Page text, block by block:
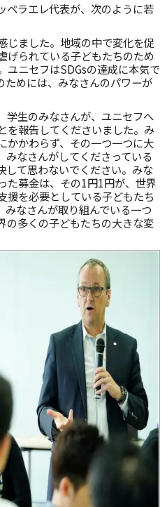
ペラエレ代表が、次のように若
じました。地域の中で変化を促
げられている子どもたちのため
ユニセフはSDGsの達成に本気で
ためには、みなさんのパワーが
学生のみなさんが、ユニセフへ
を報告してくださいました。み
かかわらず、その一つ一つに大
みなさんがしてくださっている
して思わないでください。みな
た募金は、その1円1円が、世界
援を必要としている子どもたち
みなさんが取り組んでいる一つ
の多くの子どもたちの大きな変